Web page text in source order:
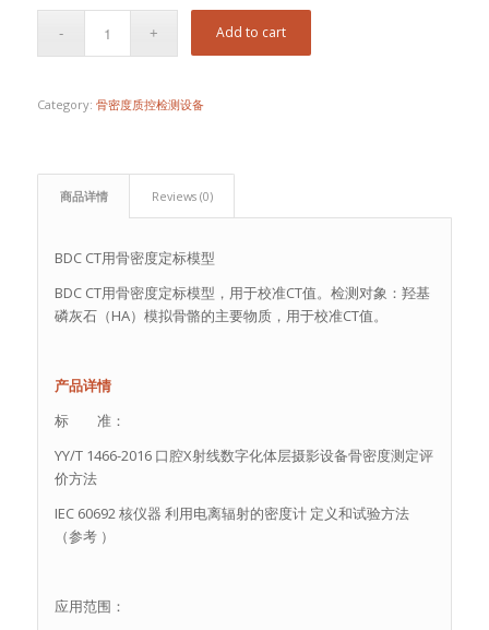
Add to cart
Category: 骨密度质控检测设备
商品详情 Reviews (0)
BDC CT用骨密度定标模型
BDC CT用骨密度定标模型，用于校准CT值。检测对象：羟基
磷灰石（HA）模拟骨骼的主要物质，用于校准CT值。
产品详情
标 准：
YY∕T 1466-2016 口腔X射线数字化体层摄影设备骨密度测定评
价方法
IEC 60692 核仪器 利用电离辐射的密度计 定义和试验方法
（参考 ）
应用范围：